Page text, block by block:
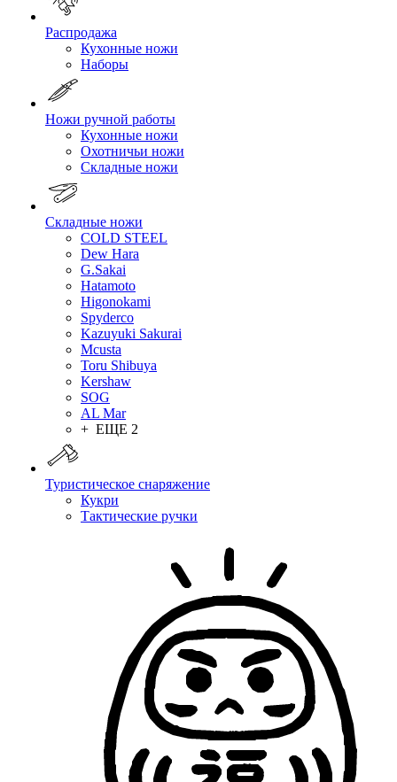
Распродажа
Кухонные ножи
Наборы
Ножи ручной работы
Кухонные ножи
Охотничьи ножи
Складные ножи
Складные ножи
COLD STEEL
Dew Hara
G.Sakai
Hatamoto
Higonokami
Spyderco
Kazuyuki Sakurai
Mcusta
Toru Shibuya
Kershaw
SOG
AL Mar
+ ЕЩЕ 2
Туристическое снаряжение
Кукри
Тактические ручки